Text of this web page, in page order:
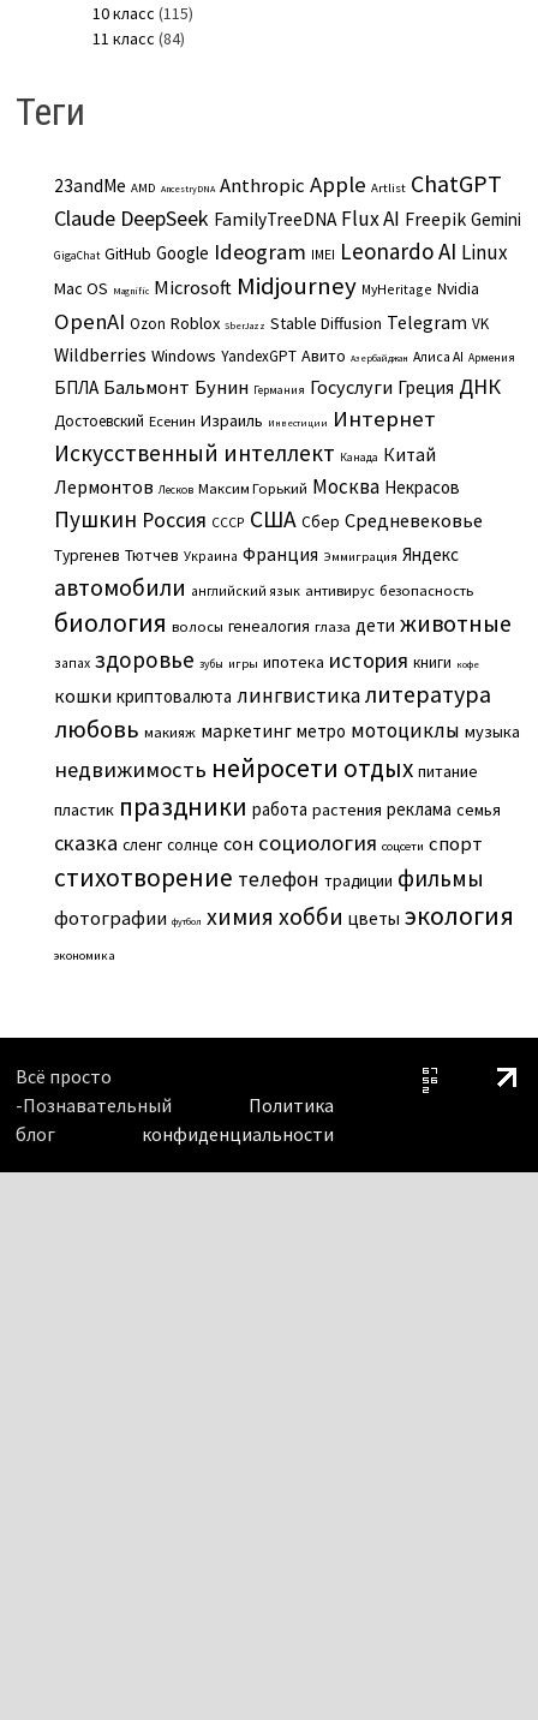
10 класс (115)
11 класс (84)
Теги
23andMe AMD AncestryDNA Anthropic Apple Artlist ChatGPT
Claude DeepSeek FamilyTreeDNA Flux AI Freepik Gemini
GigaChat GitHub Google Ideogram IMEI Leonardo AI Linux
Mac OS Magnific Microsoft Midjourney MyHeritage Nvidia
OpenAI Ozon Roblox SberJazz Stable Diffusion Telegram VK
Wildberries Windows YandexGPT Авито Азербайджан Алиса AI Армения
БПЛА Бальмонт Бунин Германия Госуслуги Греция ДНК
Достоевский Есенин Израиль Инвестиции Интернет
Искусственный интеллект Канада Китай
Лермонтов Лесков Максим Горький Москва Некрасов
Пушкин Россия СССР США Сбер Средневековье
Тургенев Тютчев Украина Франция Эммиграция Яндекс
автомобили английский язык антивирус безопасность
биология волосы генеалогия глаза дети животные
запах здоровье зубы игры ипотека история книги кофе
кошки криптовалюта лингвистикалитература
любовь макияж маркетинг метро мотоциклы музыка
недвижимость нейросети отдых питание
пластик праздники работа растения реклама семья
сказка сленг солнце сон социология соцсети спорт
стихотворение телефон традиции фильмы
фотографии футбол химия хобби цветы экология
экономика
Всё просто
-Познавательный
блог
Политика
конфиденциальности